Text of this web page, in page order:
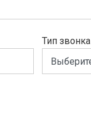
Тип звонка